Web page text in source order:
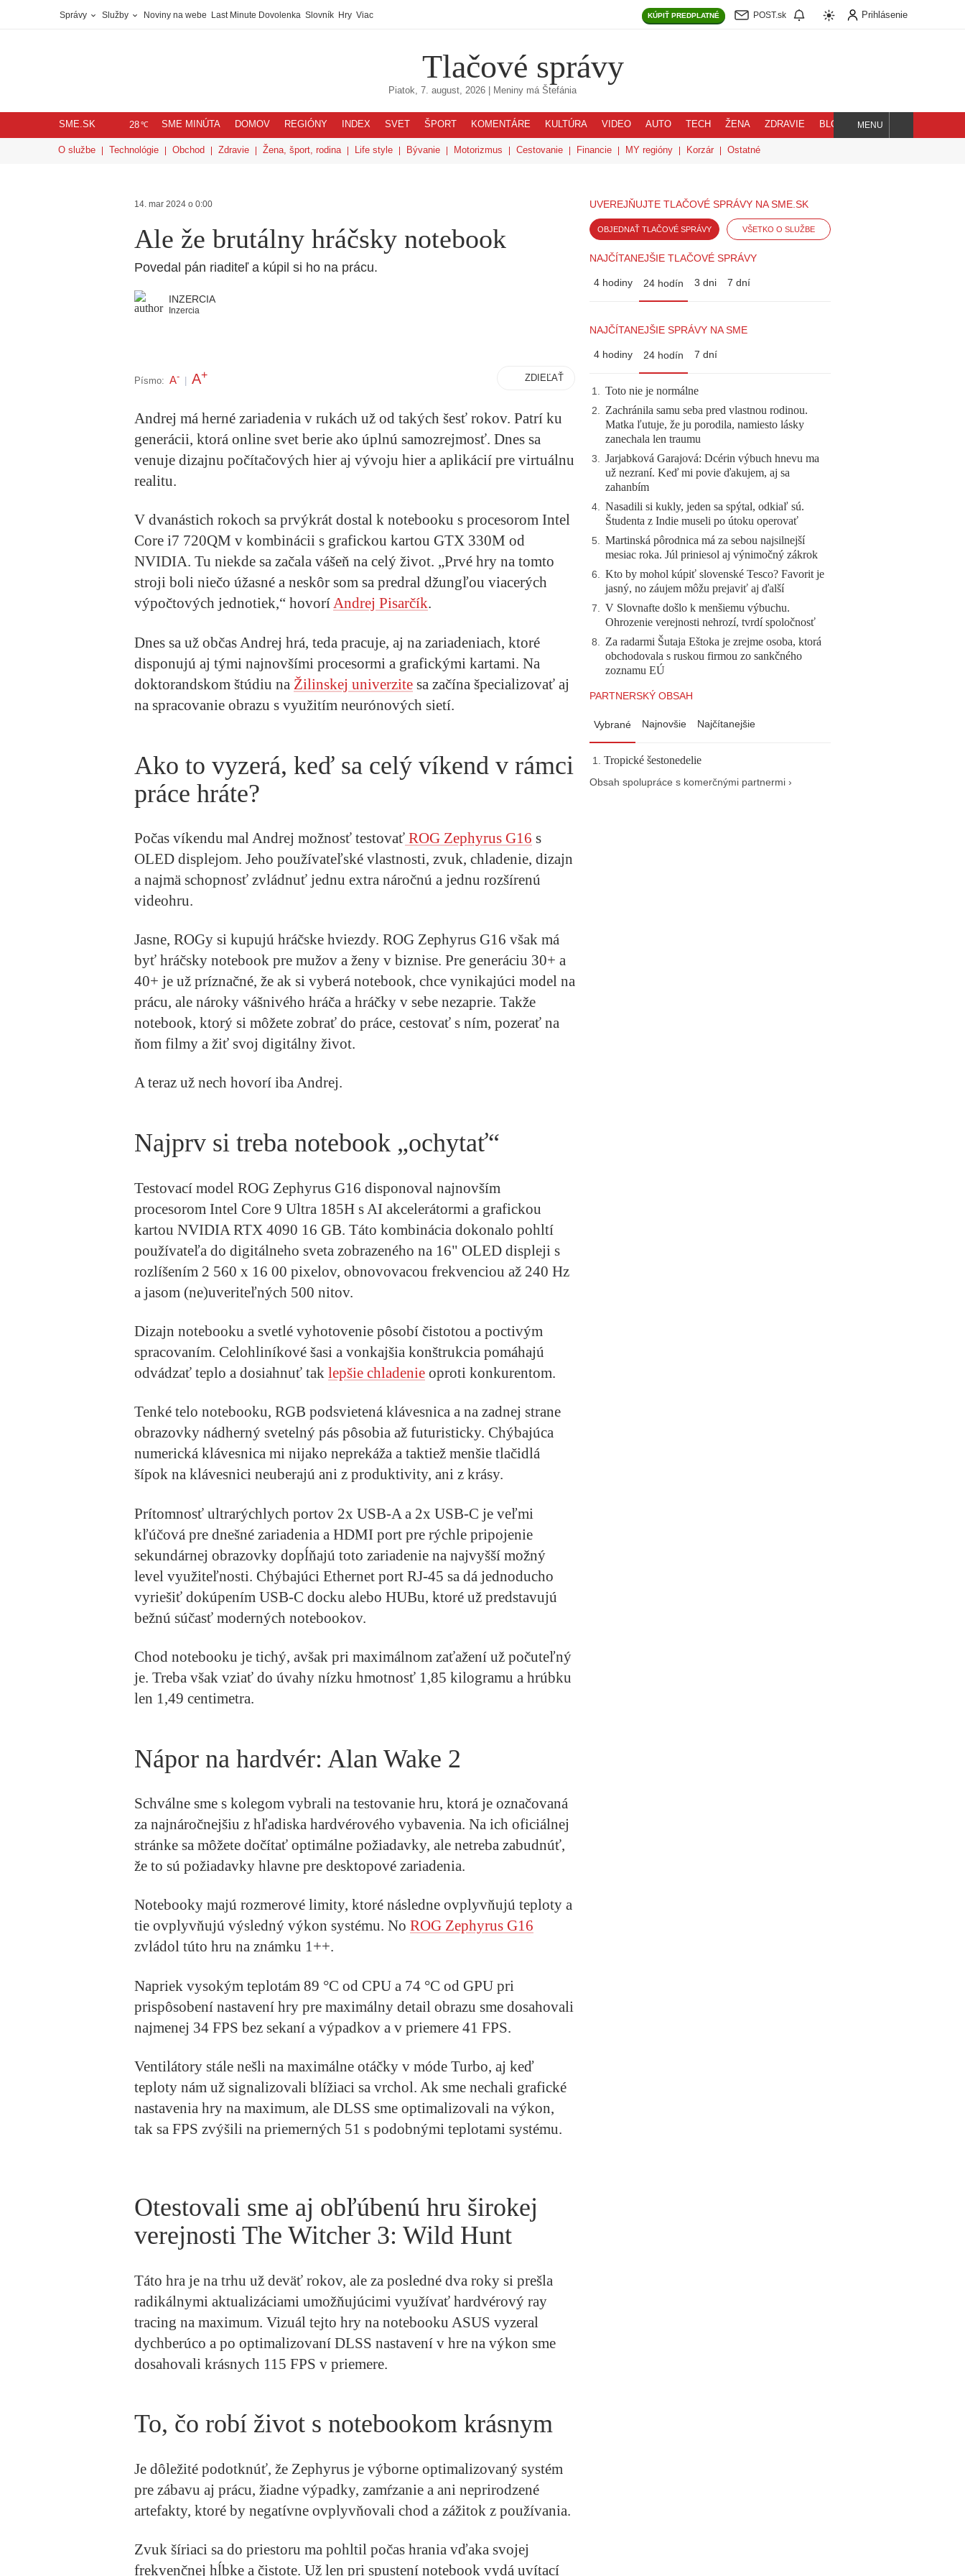
Správy Služby Noviny na webe Last Minute Dovolenka Slovník Hry Viac KÚPIŤ PREDPLATNÉ POST.sk Prihlásenie
Tlačové správy
Piatok, 7. august, 2026 | Meniny má Štefánia
SME.SK 28℃ SME MINÚTA DOMOV REGIÓNY INDEX SVET ŠPORT KOMENTÁRE KULTÚRA VIDEO AUTO TECH ŽENA ZDRAVIE BLOG
Hľadaj
MENU
O službe Technológie Obchod Zdravie Žena, šport, rodina Life style Bývanie Motorizmus Cestovanie Financie MY regióny Korzár Ostatné
14. mar 2024 o 0:00
Ale že brutálny hráčsky notebook
Povedal pán riaditeľ a kúpil si ho na prácu.
INZERCIA
Inzercia
Písmo: A- A+ ZDIEĽAŤ
Andrej má herné zariadenia v rukách už od takých šesť rokov. Patrí ku
generácii, ktorá online svet berie ako úplnú samozrejmosť. Dnes sa
venuje dizajnu počítačových hier aj vývoju hier a aplikácií pre virtuálnu
realitu.
V dvanástich rokoch sa prvýkrát dostal k notebooku s procesorom Intel
Core i7 720QM v kombinácii s grafickou kartou GTX 330M od
NVIDIA. Tu niekde sa začala vášeň na celý život. „Prvé hry na tomto
stroji boli niečo úžasné a neskôr som sa predral džungľou viacerých
výpočtových jednotiek,“ hovoríAndrej Pisarčík.
Dnes sa už občas Andrej hrá, teda pracuje, aj na zariadeniach, ktoré
disponujú aj tými najnovšími procesormi a grafickými kartami. Na
doktorandskom štúdiu na Žilinskej univerzite sa začína špecializovať aj
na spracovanie obrazu s využitím neurónových sietí.
Ako to vyzerá, keď sa celý víkend v rámci
práce hráte?
Počas víkendu mal Andrej možnosť testovať ROG Zephyrus G16 s
OLED displejom. Jeho používateľské vlastnosti, zvuk, chladenie, dizajn
a najmä schopnosť zvládnuť jednu extra náročnú a jednu rozšírenú
videohru.
Jasne, ROGy si kupujú hráčske hviezdy. ROG Zephyrus G16 však má
byť hráčsky notebook pre mužov a ženy v biznise. Pre generáciu 30+ a
40+ je už príznačné, že ak si vyberá notebook, chce vynikajúci model na
prácu, ale nároky vášnivého hráča a hráčky v sebe nezaprie. Takže
notebook, ktorý si môžete zobrať do práce, cestovať s ním, pozerať na
ňom filmy a žiť svoj digitálny život.
A teraz už nech hovorí iba Andrej.
Najprv si treba notebook „ochytať“
Testovací model ROG Zephyrus G16 disponoval najnovším
procesorom Intel Core 9 Ultra 185H s AI akcelerátormi a grafickou
kartou NVIDIA RTX 4090 16 GB. Táto kombinácia dokonalo pohltí
používateľa do digitálneho sveta zobrazeného na 16" OLED displeji s
rozlíšením 2 560 x 16 00 pixelov, obnovovacou frekvenciou až 240 Hz
a jasom (ne)uveriteľných 500 nitov.
Dizajn notebooku a svetlé vyhotovenie pôsobí čistotou a poctivým
spracovaním. Celohliníkové šasi a vonkajšia konštrukcia pomáhajú
odvádzať teplo a dosiahnuť tak lepšie chladenie oproti konkurentom.
Tenké telo notebooku, RGB podsvietená klávesnica a na zadnej strane
obrazovky nádherný svetelný pás pôsobia až futuristicky. Chýbajúca
numerická klávesnica mi nijako neprekáža a taktiež menšie tlačidlá
šípok na klávesnici neuberajú ani z produktivity, ani z krásy.
Prítomnosť ultrarýchlych portov 2x USB-A a 2x USB-C je veľmi
kľúčová pre dnešné zariadenia a HDMI port pre rýchle pripojenie
sekundárnej obrazovky dopĺňajú toto zariadenie na najvyšší možný
level využiteľnosti. Chýbajúci Ethernet port RJ-45 sa dá jednoducho
vyriešiť dokúpením USB-C docku alebo HUBu, ktoré už predstavujú
bežnú súčasť moderných notebookov.
Chod notebooku je tichý, avšak pri maximálnom zaťažení už počuteľný
je. Treba však vziať do úvahy nízku hmotnosť 1,85 kilogramu a hrúbku
len 1,49 centimetra.
Nápor na hardvér: Alan Wake 2
Schválne sme s kolegom vybrali na testovanie hru, ktorá je označovaná
za najnáročnejšiu z hľadiska hardvérového vybavenia. Na ich oficiálnej
stránke sa môžete dočítať optimálne požiadavky, ale netreba zabudnúť,
že to sú požiadavky hlavne pre desktopové zariadenia.
Notebooky majú rozmerové limity, ktoré následne ovplyvňujú teploty a
tie ovplyvňujú výsledný výkon systému. No ROG Zephyrus G16
zvládol túto hru na známku 1++.
Napriek vysokým teplotám 89 °C od CPU a 74 °C od GPU pri
prispôsobení nastavení hry pre maximálny detail obrazu sme dosahovali
najmenej 34 FPS bez sekaní a výpadkov a v priemere 41 FPS.
Ventilátory stále nešli na maximálne otáčky v móde Turbo, aj keď
teploty nám už signalizovali blížiaci sa vrchol. Ak sme nechali grafické
nastavenia hry na maximum, ale DLSS sme optimalizovali na výkon,
tak sa FPS zvýšili na priemerných 51 s podobnými teplotami systému.
Otestovali sme aj obľúbenú hru širokej
verejnosti The Witcher 3: Wild Hunt
Táto hra je na trhu už deväť rokov, ale za posledné dva roky si prešla
radikálnymi aktualizáciami umožňujúcimi využívať hardvérový ray
tracing na maximum. Vizuál tejto hry na notebooku ASUS vyzeral
dychberúco a po optimalizovaní DLSS nastavení v hre na výkon sme
dosahovali krásnych 115 FPS v priemere.
To, čo robí život s notebookom krásnym
Je dôležité podotknúť, že Zephyrus je výborne optimalizovaný systém
pre zábavu aj prácu, žiadne výpadky, zamŕzanie a ani neprirodzené
artefakty, ktoré by negatívne ovplyvňovali chod a zážitok z používania.
Zvuk šíriaci sa do priestoru ma pohltil počas hrania vďaka svojej
frekvenčnej hĺbke a čistote. Už len pri spustení notebook vydá uvítací
UVEREJŇUJTE TLAČOVÉ SPRÁVY NA SME.SK
OBJEDNAŤ TLAČOVÉ SPRÁVY VŠETKO O SLUŽBE
NAJČÍTANEJŠIE TLAČOVÉ SPRÁVY
4 hodiny 24 hodín 3 dni 7 dní
NAJČÍTANEJŠIE SPRÁVY NA SME
4 hodiny 24 hodín 7 dní
1. Toto nie je normálne
2. Zachránila samu seba pred vlastnou rodinou.
Matka ľutuje, že ju porodila, namiesto lásky
zanechala len traumu
3. Jarjabková Garajová: Dcérin výbuch hnevu ma
už nezraní. Keď mi povie ďakujem, aj sa
zahanbím
4. Nasadili si kukly, jeden sa spýtal, odkiaľ sú.
Študenta z Indie museli po útoku operovať
5. Martinská pôrodnica má za sebou najsilnejší
mesiac roka. Júl priniesol aj výnimočný zákrok
6. Kto by mohol kúpiť slovenské Tesco? Favorit je
jasný, no záujem môžu prejaviť aj ďalší
7. V Slovnafte došlo k menšiemu výbuchu.
Ohrozenie verejnosti nehrozí, tvrdí spoločnosť
8. Za radarmi Šutaja Eštoka je zrejme osoba, ktorá
obchodovala s ruskou firmou zo sankčného
zoznamu EÚ
PARTNERSKÝ OBSAH
Vybrané Najnovšie Najčítanejšie
Tropické šestonedelie
Obsah spolupráce s komerčnými partnermi ›